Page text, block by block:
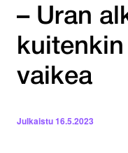
– Uran
vaikea
Julkaistu16.5.2023